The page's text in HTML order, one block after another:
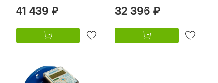
41 439 ₽ 32 396 ₽